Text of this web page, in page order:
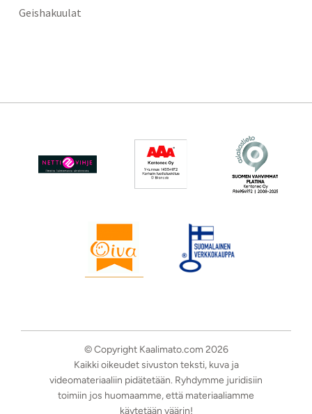
Geishakuulat
© Copyright Kaalimato.com 2026
Kaikki oikeudet sivuston teksti, kuva ja
videomateriaaliin pidätetään. Ryhdymme juridisiin
toimiin jos huomaamme, että materiaaliamme
käytetään väärin!